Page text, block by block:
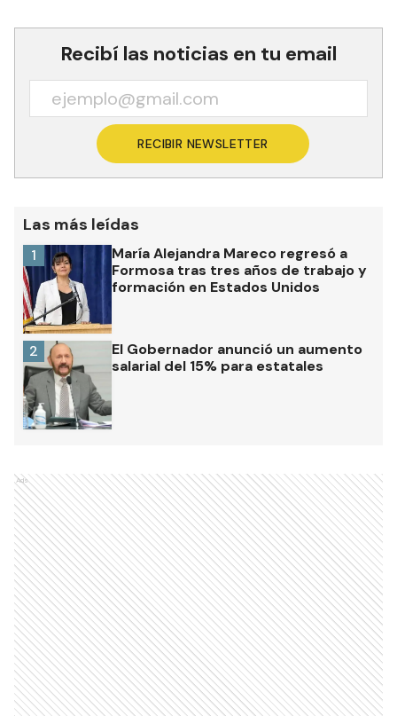
Recibí las noticias en tu email
RECIBIR NEWSLETTER
Las más leídas
María Alejandra Mareco regresó a
Formosa tras tres años de trabajo y
formación en Estados Unidos
1
El Gobernador anunció un aumento
salarial del 15% para estatales
2
Ads